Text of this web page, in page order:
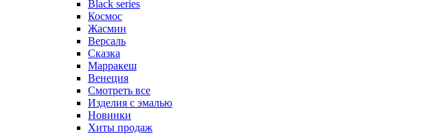
Black series
Космос
Жасмин
Версаль
Сказка
Марракеш
Венеция
Смотреть все
Изделия с эмалью
Новинки
Хиты продаж